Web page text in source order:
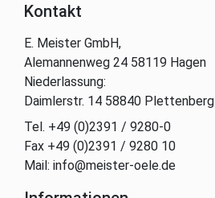
Kontakt
E. Meister GmbH,
Alemannenweg 24 58119 Hagen
Niederlassung:
Daimlerstr. 14 58840 Plettenberg
Tel. +49 (0)2391 / 9280-0
Fax +49 (0)2391 / 9280 10
Mail: info@meister-oele.de